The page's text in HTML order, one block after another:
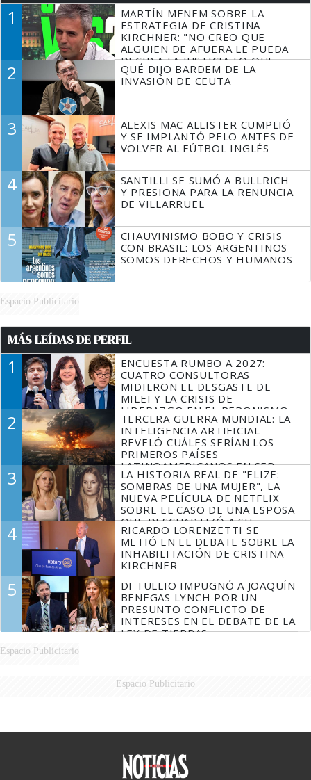
1
MARTÍN MENEM SOBRE LA
ESTRATEGIA DE CRISTINA
KIRCHNER: "NO CREO QUE
ALGUIEN DE AFUERA LE PUEDA
DECIR A LA JUSTICIA LO QUE
TIENE QUE HACER"
2
QUÉ DIJO BARDEM DE LA
INVASIÓN DE CEUTA
3
ALEXIS MAC ALLISTER CUMPLIÓ
Y SE IMPLANTÓ PELO ANTES DE
VOLVER AL FÚTBOL INGLÉS
4
SANTILLI SE SUMÓ A BULLRICH
Y PRESIONA PARA LA RENUNCIA
DE VILLARRUEL
5
CHAUVINISMO BOBO Y CRISIS
CON BRASIL: LOS ARGENTINOS
SOMOS DERECHOS Y HUMANOS
Espacio Publicitario
MÁS LEÍDAS DE PERFIL
1
ENCUESTA RUMBO A 2027:
CUATRO CONSULTORAS
MIDIERON EL DESGASTE DE
MILEI Y LA CRISIS DE
LIDERAZGO EN EL PERONISMO
2
TERCERA GUERRA MUNDIAL: LA
INTELIGENCIA ARTIFICIAL
REVELÓ CUÁLES SERÍAN LOS
PRIMEROS PAÍSES
LATINOAMERICANOS EN SER
DERROTADOS
3
LA HISTORIA REAL DE "ELIZE:
SOMBRAS DE UNA MUJER", LA
NUEVA PELÍCULA DE NETFLIX
SOBRE EL CASO DE UNA ESPOSA
QUE DESCUARTIZÓ A SU
MARIDO
4
RICARDO LORENZETTI SE
METIÓ EN EL DEBATE SOBRE LA
INHABILITACIÓN DE CRISTINA
KIRCHNER
5
DI TULLIO IMPUGNÓ A JOAQUÍN
BENEGAS LYNCH POR UN
PRESUNTO CONFLICTO DE
INTERESES EN EL DEBATE DE LA
LEY DE TIERRAS
Espacio Publicitario
Espacio Publicitario